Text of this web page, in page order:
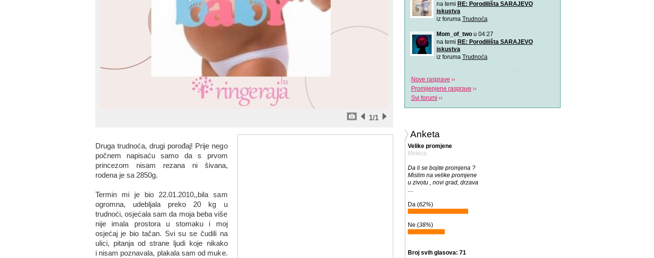
/1
1
Druga trudnoća, drugi porođaj! Prije nego
počnem napisaću samo da s prvom
princezom nisam rezana ni šivana,
rodena je sa 2850g.
Termin mi je bio 22.01.2010,,bila sam
ogromna, udebljala preko 20 kg u
trudnoći, osjećala sam da moja beba više
nije imala prostora u stomaku i moj
osjećaj je bio tačan. Svi su se čudili na
ulici, pitanja od strane ljudi koje nikako
i nisam poznavala, plakala sam od muke.
na temi RE: Porodilišta SARAJEVO
iskustva
iz foruma Trudnoća
Mom_of_twou 04:27
na temi RE: Porodilišta SARAJEVO
iskustva
iz foruma Trudnoća
Nove rasprave
Promijenjene rasprave
Svi forumi
Anketa
Velike promjene
Mirkica
Da li se bojite promjena ?
Mislim na velike promjene
u zivotu , novi grad, drzava
....
Da (62%)
Ne (38%)
Broj svih glasova: 71